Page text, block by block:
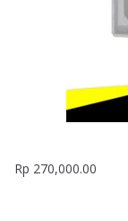
Rp 270,000.00